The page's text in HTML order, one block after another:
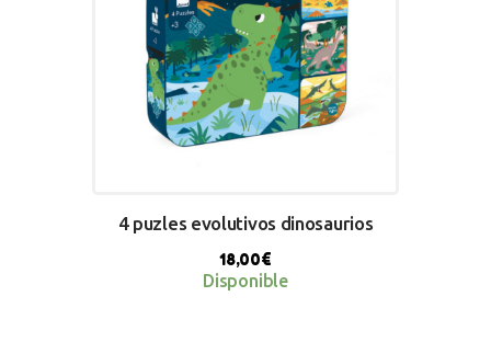
4 puzles evolutivos dinosaurios
18,00€
Disponible